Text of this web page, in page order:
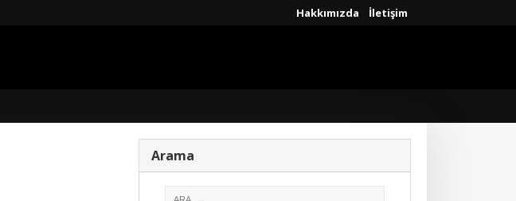
Hakkımızda İletişim
Arama